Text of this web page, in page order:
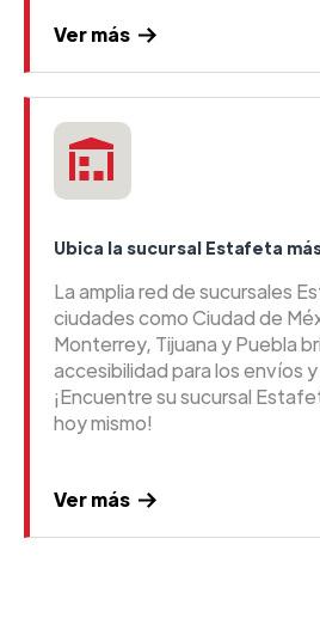
Ver más
Ubica la sucursal Estafeta
La amplia red de sucursales
ciudades como Ciudad de
Monterrey, Tijuana y Puebla
accesibilidad para los envíos
¡Encuentre su sucursal
hoy mismo!
Ver más